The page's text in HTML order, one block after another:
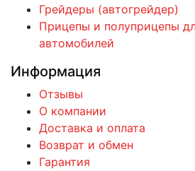
Грейдеры (автогрейдер)
Прицепы и полуприцепы
автомобилей
Информация
Отзывы
О компании
Доставка и оплата
Возврат и обмен
Гарантия